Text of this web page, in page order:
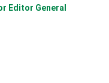
Editor General